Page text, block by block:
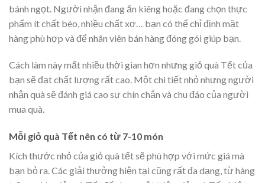
bánh ngọt. Người nhận đang ăn kiêng hoặc đang chọn thực
phẩm ít chất béo, nhiều chất xơ… bạn có thể chỉ định mặt
hàng phù hợp và để nhân viên bán hàng đóng gói giúp bạn.
Cách làm này mất nhiều thời gian hơn nhưng giỏ quà Tết của
bạn sẽ đạt chất lượng rất cao. Một chi tiết nhỏ nhưng người
nhận quà sẽ đánh giá cao sự chín chắn và chu đáo của người
mua quà.
Mỗi giỏ quà Tết nên có từ 7-10 món
Kích thước nhỏ của giỏ quà tết sẽ phù hợp với mức giá mà
bạn bỏ ra. Các giải thưởng hiện tại cũng rất đa dạng, từ hàng